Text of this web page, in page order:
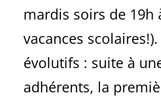
mardis soirs de 19h
vacances
évolutifs : suite à
adhérents, la